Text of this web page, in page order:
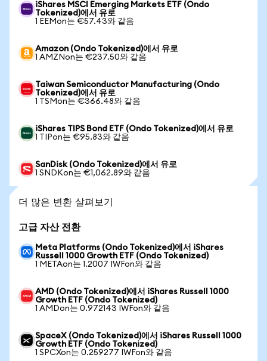
iShares MSCI Emerging Markets ETF (Ondo
Tokenized)에서 유로
1 EEMon는 €57.43와 같음
Amazon (Ondo Tokenized)에서 유로
1 AMZNon는 €237.50와 같음
Taiwan Semiconductor Manufacturing (Ondo
Tokenized)에서 유로
1 TSMon는 €366.48와 같음
iShares TIPS Bond ETF (Ondo Tokenized)에서 유로
1 TIPon는 €95.83와 같음
SanDisk (Ondo Tokenized)에서 유로
1 SNDKon는 €1,062.89와 같음
더 많은 변환 살펴보기
고급 자산 전환
Meta Platforms (Ondo Tokenized)에서 iShares
Russell 1000 Growth ETF (Ondo Tokenized)
1 METAon는 1.2007 IWFon와 같음
AMD (Ondo Tokenized)에서 iShares Russell 1000
Growth ETF (Ondo Tokenized)
1 AMDon는 0.972143 IWFon와 같음
SpaceX (Ondo Tokenized)에서 iShares Russell 1000
Growth ETF (Ondo Tokenized)
1 SPCXon는 0.259277 IWFon와 같음